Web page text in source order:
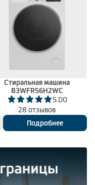
Стиральная машина
B3WFR56H2WC
5.00
28 отзывов
Подробнее